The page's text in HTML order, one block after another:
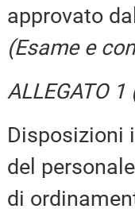
approvato
(Esame e
ALLEGATO
Disposizioni
del
di